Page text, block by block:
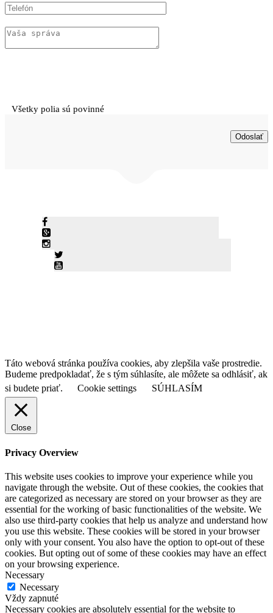
Všetky polia sú povinné
Táto webová stránka používa cookies, aby zlepšila vaše prostredie.
Budeme predpokladať, že s tým súhlasíte, ale môžete sa odhlásiť, ak
si budete priať.
Cookie settings SÚHLASÍM
Close
Privacy Overview
This website uses cookies to improve your experience while you
navigate through the website. Out of these cookies, the cookies that
are categorized as necessary are stored on your browser as they are
essential for the working of basic functionalities of the website. We
also use third-party cookies that help us analyze and understand how
you use this website. These cookies will be stored in your browser
only with your consent. You also have the option to opt-out of these
cookies. But opting out of some of these cookies may have an effect
on your browsing experience.
Necessary
Necessary
Vždy zapnuté
Necessary cookies are absolutely essential for the website to